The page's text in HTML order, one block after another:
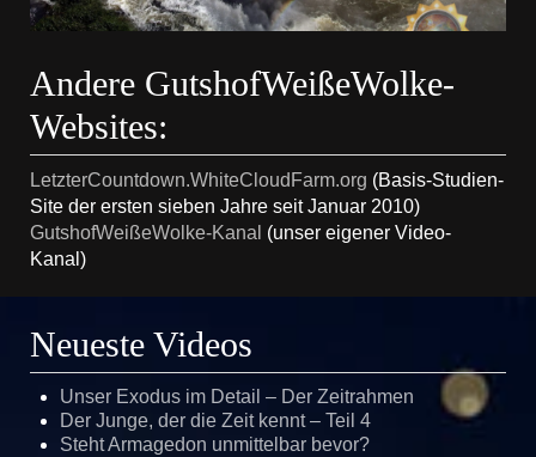
Andere GutshofWeißeWolke-
Websites:
LetzterCountdown.WhiteCloudFarm.org (Basis-Studien-
Site der ersten sieben Jahre seit Januar 2010)
GutshofWeißeWolke-Kanal (unser eigener Video-
Kanal)
Neueste Videos
Unser Exodus im Detail – Der Zeitrahmen
Der Junge, der die Zeit kennt – Teil 4
Steht Armagedon unmittelbar bevor?